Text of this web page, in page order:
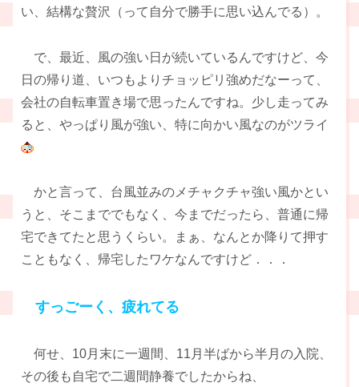
い、結構な贅沢（って自分で勝手に思い込んでる）。
で、最近、風の強い日が続いているんですけど、今
日の帰り道、いつもよりチョッピリ強めだなーって、
会社の自転車置き場で思ったんですね。少し走ってみ
ると、やっぱり風が強い、特に向かい風なのがツライ
かと言って、台風並みのメチャクチャ強い風かとい
うと、そこまででもなく、今までだったら、普通に帰
宅できてたと思うくらい。まぁ、なんとか降りて押す
こともなく、帰宅したワケなんですけど．．．
すっごーく、疲れてる
何せ、10月末に一週間、11月半ばから半月の入院、
その後も自宅で二週間静養でしたからね、